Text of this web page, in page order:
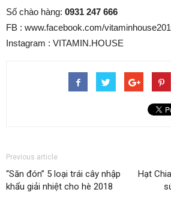
Số chào hàng: 0931 247 666
FB : www.facebook.com/
Instagram : VITAMIN.HOUSE
Previous article
“Săn đón” 5 loại trái cây nhập
khẩu giải nhiệt cho hè 2018
Hạt